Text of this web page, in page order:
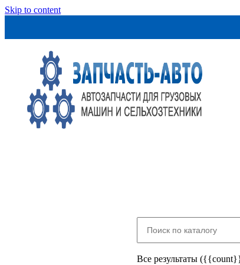
Skip to content
Все результаты